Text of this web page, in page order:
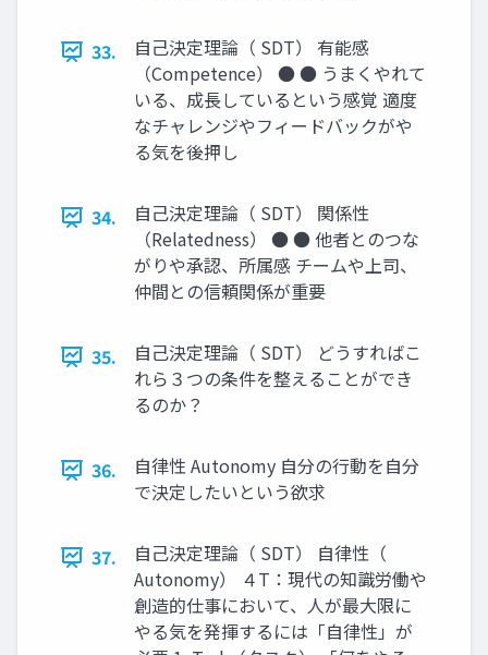
33.
自己決定理論（ SDT） 有能感
（Competence） ● ● うまくやれて
いる、成長しているという感覚 適度
なチャレンジやフィードバックがや
る気を後押し
34.
自己決定理論（ SDT） 関係性
（Relatedness） ● ● 他者とのつな
がりや承認、所属感 チームや上司、
仲間との信頼関係が重要
35.
自己決定理論（ SDT） どうすればこ
れら３つの条件を整えることができ
るのか？
36.
自律性 Autonomy 自分の行動を自分
で決定したいという欲求
37.
自己決定理論（ SDT） 自律性（
Autonomy） ４T：現代の知識労働や
創造的仕事において、人が最大限に
やる気を発揮するには「自律性」が